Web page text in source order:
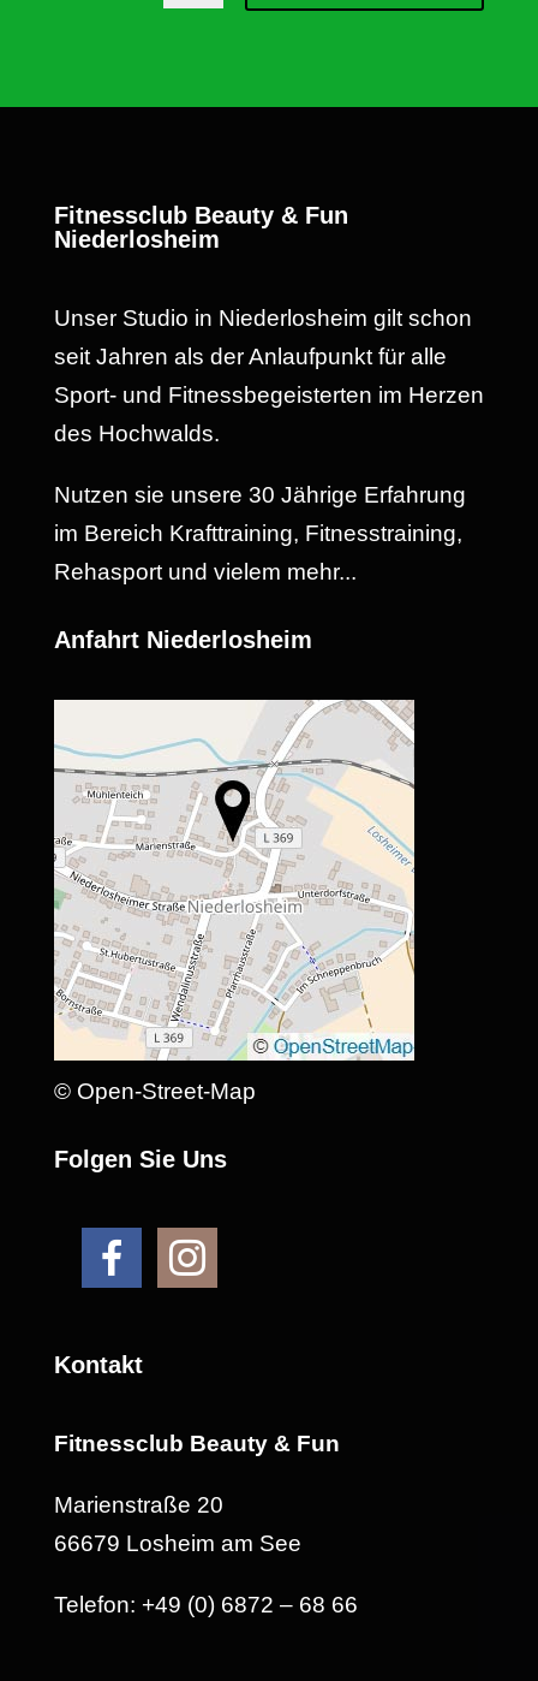
Fitnessclub Beauty & Fun
Niederlosheim
Unser Studio in Niederlosheim gilt schon
seit Jahren als der Anlaufpunkt für alle
Sport- und Fitnessbegeisterten im Herzen
des Hochwalds.
Nutzen sie unsere 30 Jährige Erfahrung
im Bereich Krafttraining, Fitnesstraining,
Rehasport und vielem mehr...
Anfahrt Niederlosheim
© Open-Street-Map
Folgen Sie Uns
Kontakt
Fitnessclub Beauty & Fun
Marienstraße 20
66679 Losheim am See
Telefon: +49 (0) 6872 – 68 66